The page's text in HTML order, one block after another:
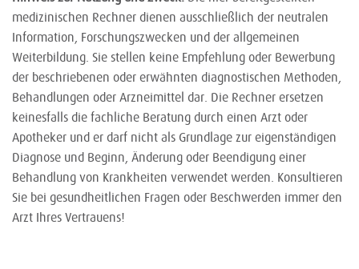
medizinischen Rechner dienen ausschließlich der neutralen
Information, Forschungszwecken und der allgemeinen
Weiterbildung. Sie stellen keine Empfehlung oder Bewerbung
der beschriebenen oder erwähnten diagnostischen Methoden,
Behandlungen oder Arzneimittel dar. Die Rechner ersetzen
keinesfalls die fachliche Beratung durch einen Arzt oder
Apotheker und er darf nicht als Grundlage zur eigenständigen
Diagnose und Beginn, Änderung oder Beendigung einer
Behandlung von Krankheiten verwendet werden. Konsultieren
Sie bei gesundheitlichen Fragen oder Beschwerden immer den
Arzt Ihres Vertrauens!